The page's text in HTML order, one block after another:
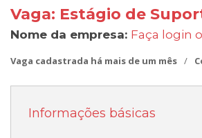
Vaga: Estágio de
Nome da empresa: Faça login
Vaga cadastrada há mais de um mês /
Informações básicas